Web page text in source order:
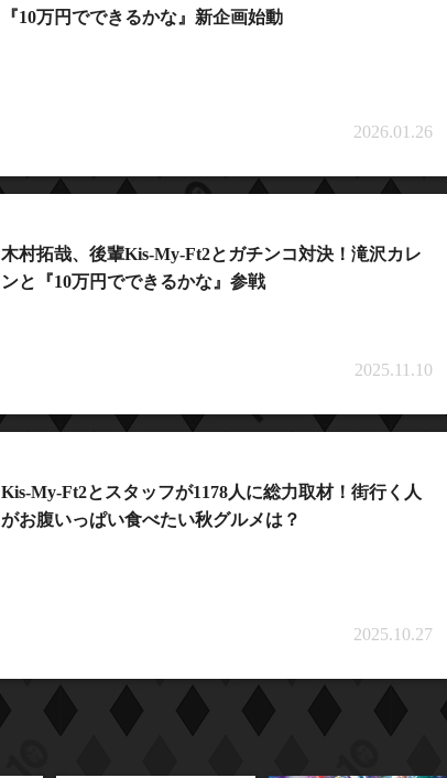
『10万円でできるかな』新企画始動
2026.01.26
木村拓哉、後輩Kis-My-Ft2とガチンコ対決！滝沢カレ
ンと『10万円でできるかな』参戦
2025.11.10
Kis-My-Ft2とスタッフが1178人に総力取材！街行く人
がお腹いっぱい食べたい秋グルメは？
2025.10.27